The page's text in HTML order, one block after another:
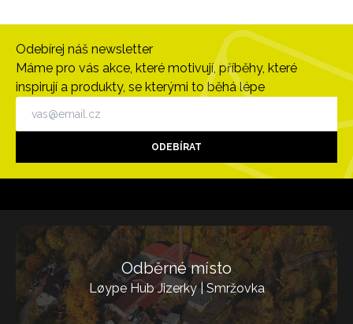
Odebírej náš newsletter
Máme pro vás akce, které motivují, příběhy, které
inspirují a produkty, se kterými to běhá lépe
ODEBÍRAT
Odběrné místo
Løype Hub Jizerky | Smržovka